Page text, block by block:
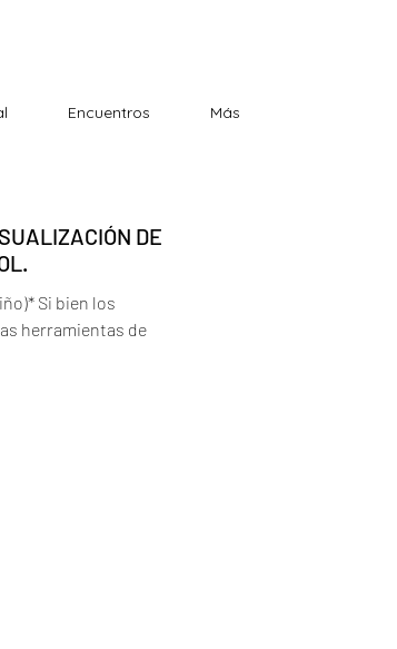
Encuentros Más
DE
Si bien los
herramientas de